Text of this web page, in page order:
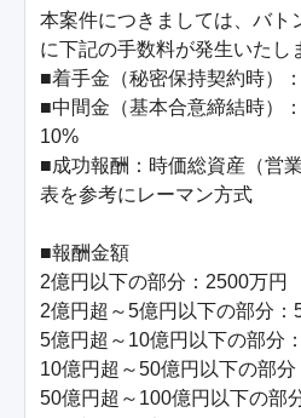
本案件につきましては、バト
に下記の手数料が発生いたし
■着手金（秘密保持契約時）
■中間金（基本合意締結時）
10%
■成功報酬：時価総資産（営
表を参考にレーマン方式
■報酬金額
2億円以下の部分：2500万円
2億円超～5億円以下の部分：
5億円超～10億円以下の部分
10億円超～50億円以下の部分
50億円超～100億円以下の部